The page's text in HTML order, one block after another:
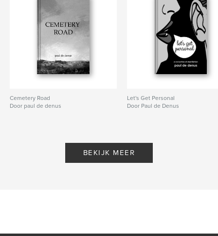
Cemetery Road
Door paul de denus
Let's Get Personal
Door Paul de Denus
BEKIJK MEER